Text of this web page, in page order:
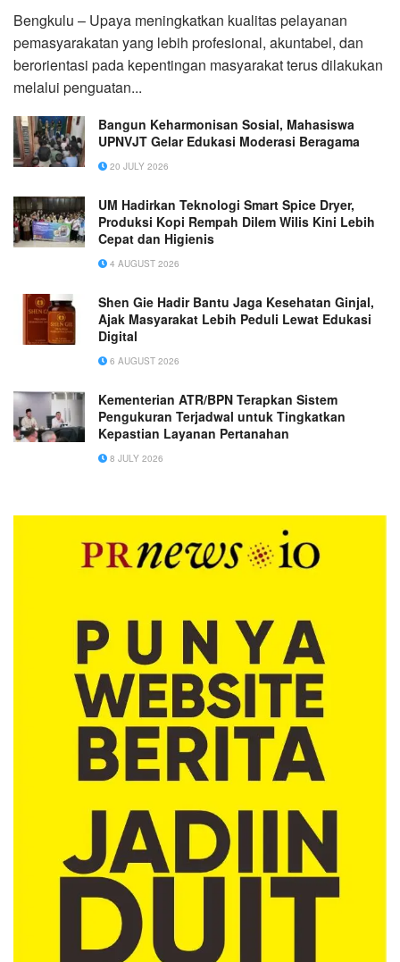
Bengkulu – Upaya meningkatkan kualitas pelayanan
pemasyarakatan yang lebih profesional, akuntabel, dan
berorientasi pada kepentingan masyarakat terus dilakukan
melalui penguatan...
Bangun Keharmonisan Sosial, Mahasiswa
UPNVJT Gelar Edukasi Moderasi Beragama
20 JULY 2026
UM Hadirkan Teknologi Smart Spice Dryer,
Produksi Kopi Rempah Dilem Wilis Kini Lebih
Cepat dan Higienis
4 AUGUST 2026
Shen Gie Hadir Bantu Jaga Kesehatan Ginjal,
Ajak Masyarakat Lebih Peduli Lewat Edukasi
Digital
6 AUGUST 2026
Kementerian ATR/BPN Terapkan Sistem
Pengukuran Terjadwal untuk Tingkatkan
Kepastian Layanan Pertanahan
8 JULY 2026